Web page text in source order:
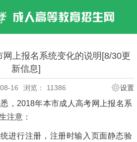
网上报名系统变化的说明[8/30更
新信息]
16 浏览： 11386 设置
，2018年本市成人高考网上报名系
注意：
进行注册，注册时输入页面静态验